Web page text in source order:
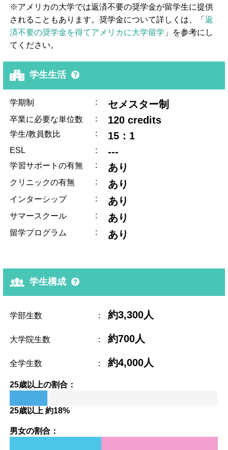
※アメリカの大学では返済不要の奨学金が留学生に提供
されることもあります。奨学金について詳しくは、「返
済不要の奨学金を得てアメリカに大学留学 」を参考にし
てください。
学生生活
学期制 : セメスター制
卒業に必要な単位数 : 120 credits
学生/教員数比 : 15：1
ESL : ---
学習サポートの有無 : あり
クリニックの有無 : あり
インターシップ : あり
サマースクール : あり
留学プログラム : あり
学生構成
学部生数 ： 約3,300人
大学院生数 ： 約700人
全学生数 ： 約4,000人
25歳以上の割合：
25歳以上 約18%
男女の割合：